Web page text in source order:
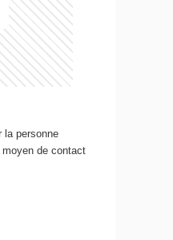
la personne
de contact